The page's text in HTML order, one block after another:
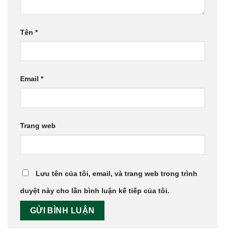
Tên *
Email *
Trang web
Lưu tên của tôi, email, và trang web trong trình
duyệt này cho lần bình luận kế tiếp của tôi.